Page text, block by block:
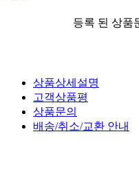
등록 된 상품
상품상세설명
고객상품평
상품문의
배송/취소/교환 안내